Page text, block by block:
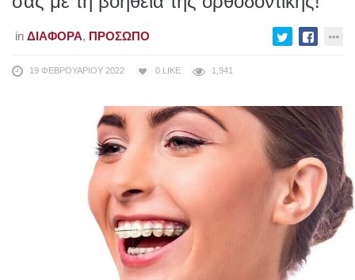
in ΔΙΆΦΟΡΑ, ΠΡΌΣΩΠΟ
19 ΦΕΒΡΟΥΑΡΊΟΥ 2022 0 LIKE 1,941